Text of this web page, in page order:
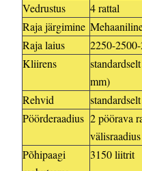
Vedrustus
4 rattal
Raja järgimine
Raja laius
2250-
Kliirens
mm)
Rehvid
Pöörderaadius 2 pöörava
Põhipaagi
3150 liitrit